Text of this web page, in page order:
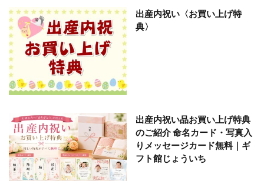
出産内祝い〈お買い上げ特
典〉
出産内祝い品お買い上げ特典
のご紹介 命名カード・写真入
りメッセージカード無料｜ギ
フト館じょういち